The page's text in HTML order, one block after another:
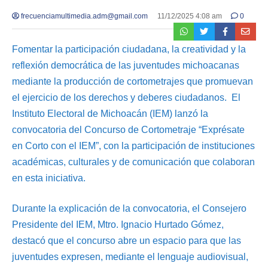
frecuenciamultimedia.adm@gmail.com 11/12/2025 4:08 am 0
Fomentar la participación ciudadana, la creatividad y la
reflexión democrática de las juventudes michoacanas
mediante la producción de cortometrajes que promuevan
el ejercicio de los derechos y deberes ciudadanos. El
Instituto Electoral de Michoacán (IEM) lanzó la
convocatoria del Concurso de Cortometraje “Exprésate
en Corto con el IEM”, con la participación de instituciones
académicas, culturales y de comunicación que colaboran
en esta iniciativa.
Durante la explicación de la convocatoria, el Consejero
Presidente del IEM, Mtro. Ignacio Hurtado Gómez,
destacó que el concurso abre un espacio para que las
juventudes expresen, mediante el lenguaje audiovisual,